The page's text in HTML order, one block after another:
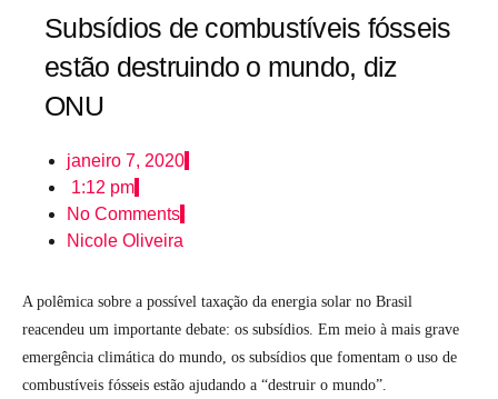
Subsídios de combustíveis fósseis
estão destruindo o mundo, diz
ONU
janeiro 7, 2020
1:12 pm
No Comments
Nicole Oliveira
A polêmica sobre a possível taxação da energia solar no Brasil
reacendeu um importante debate: os subsídios. Em meio à mais grave
emergência climática do mundo, os subsídios que fomentam o uso de
combustíveis fósseis estão ajudando a “destruir o mundo”.